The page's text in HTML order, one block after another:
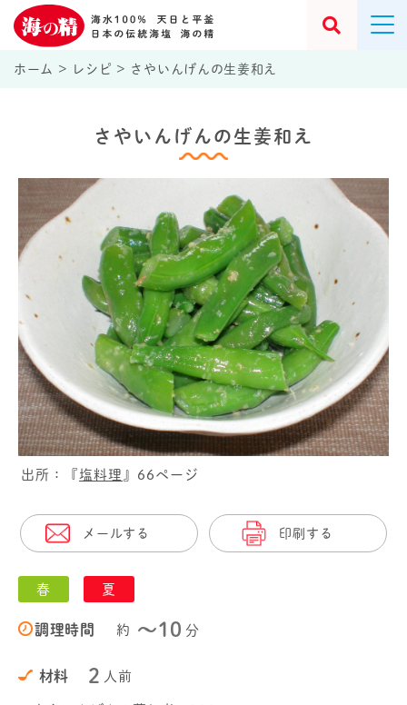
ホーム > レシピ > さやいんげんの生姜和え
さやいんげんの生姜和え
出所：『塩料理 』66ページ
メールする 印刷する
春 夏
調理時間 約 〜10 分
材料 2 人前